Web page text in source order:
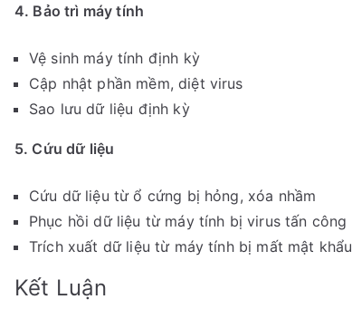
4. Bảo trì máy tính
Vệ sinh máy tính định kỳ
Cập nhật phần mềm, diệt virus
Sao lưu dữ liệu định kỳ
5. Cứu dữ liệu
Cứu dữ liệu từ ổ cứng bị hỏng, xóa nhầm
Phục hồi dữ liệu từ máy tính bị virus tấn công
Trích xuất dữ liệu từ máy tính bị mất mật khẩu
Kết Luận